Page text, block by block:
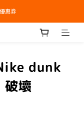
惠券
惠券
需協助請洽官line:@apair)
dunk
破壞